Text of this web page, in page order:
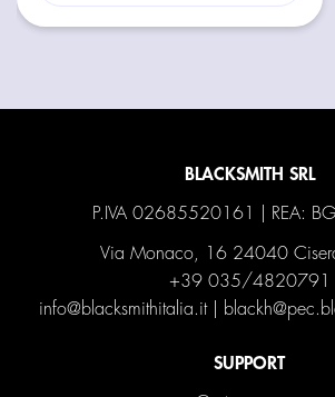
BLACKSMITH SRL
P.IVA 02685520161 | REA:
Via Monaco, 16 24040
+39 035/4820791
info@blacksmithitalia.it|
SUPPORT